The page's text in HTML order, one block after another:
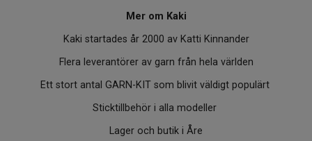
Mer om Kaki
Kaki startades år 2000 av Katti Kinnander
Flera leverantörer av garn från hela världen
Ett stort antal GARN-KIT som blivit väldigt populärt
Sticktillbehör i alla modeller
Lager och butik i Åre